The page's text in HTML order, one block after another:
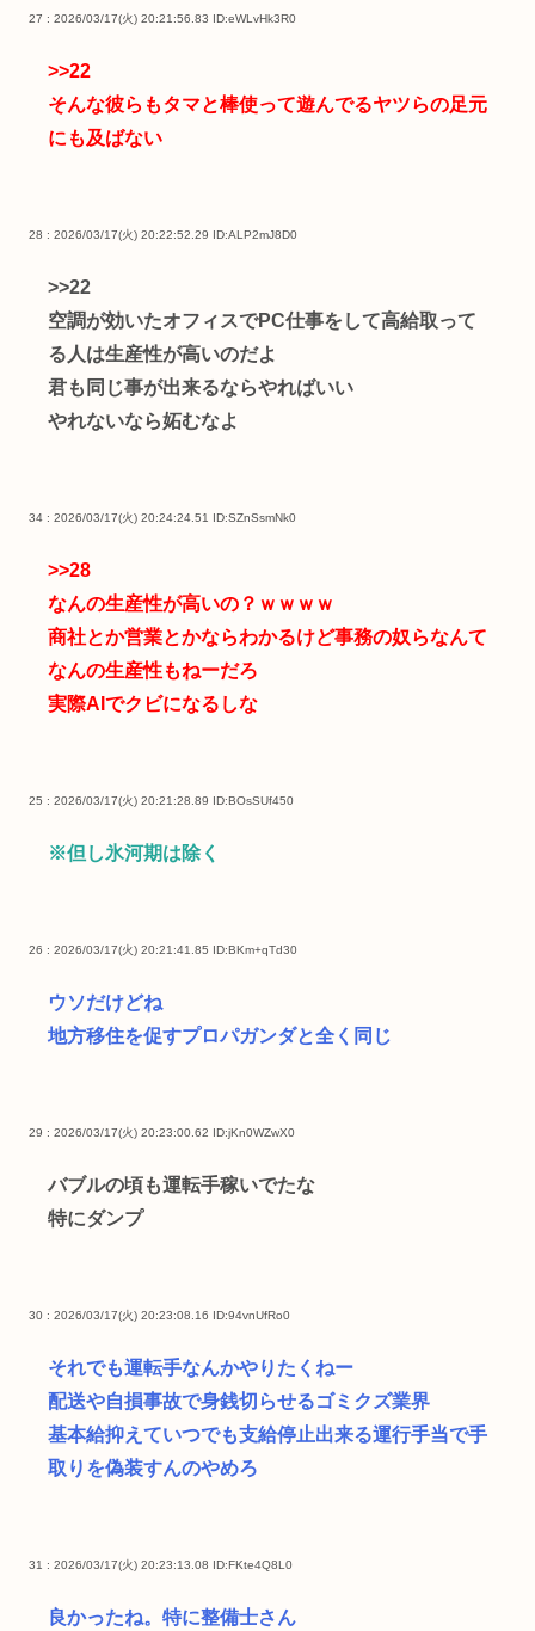
27 : 2026/03/17(火) 20:21:56.83 ID:eWLvHk3R0
>>22
そんな彼らもタマと棒使って遊んでるヤツらの足元
にも及ばない
28 : 2026/03/17(火) 20:22:52.29 ID:ALP2mJ8D0
>>22
空調が効いたオフィスでPC仕事をして高給取って
る人は生産性が高いのだよ
君も同じ事が出来るならやればいい
やれないなら妬むなよ
34 : 2026/03/17(火) 20:24:24.51 ID:SZnSsmNk0
>>28
なんの生産性が高いの？ｗｗｗｗ
商社とか営業とかならわかるけど事務の奴らなんて
なんの生産性もねーだろ
実際AIでクビになるしな
25 : 2026/03/17(火) 20:21:28.89 ID:BOsSUf450
※但し氷河期は除く
26 : 2026/03/17(火) 20:21:41.85 ID:BKm+qTd30
ウソだけどね
地方移住を促すプロパガンダと全く同じ
29 : 2026/03/17(火) 20:23:00.62 ID:jKn0WZwX0
バブルの頃も運転手稼いでたな
特にダンプ
30 : 2026/03/17(火) 20:23:08.16 ID:94vnUfRo0
それでも運転手なんかやりたくねー
配送や自損事故で身銭切らせるゴミクズ業界
基本給抑えていつでも支給停止出来る運行手当で手
取りを偽装すんのやめろ
31 : 2026/03/17(火) 20:23:13.08 ID:FKte4Q8L0
良かったね。特に整備士さん